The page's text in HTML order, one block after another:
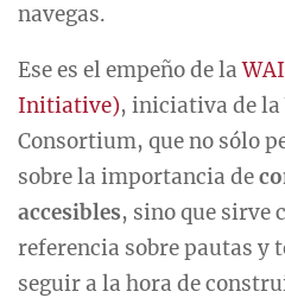
navegas.
Ese es el empeño de la
Initiative), iniciativa de la
Consortium, que no sólo
sobre la importancia de
accesibles, sino que sirve
referencia sobre pautas y
seguir a la hora de